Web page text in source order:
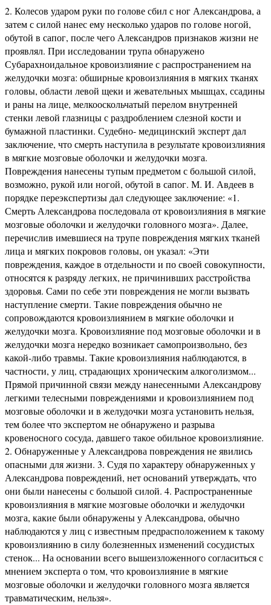
Колесов ударом руки по голове сбил с ног Александрова, а
затем с силой нанес ему несколько ударов по голове ногой,
обутой в сапог, после чего Александров признаков жизни не
проявлял. При исследовании трупа обнаружено
Субарахноидальное кровоизлияние с распространением на
желудочки мозга: обширные кровоизлияния в мягких тканях
головы, области левой щеки и жевательных мышцах, ссадины
и раны на лице, мелкооскольчатый перелом внутренней
стенки левой глазницы с раздроблением слезной кости и
бумажной пластинки. Судебно- медицинский эксперт дал
заключение, что смерть наступила в результате кровоизлияния
в мягкие мозговые оболочки и желудочки мозга.
Повреждения нанесены тупым предметом с большой силой,
возможно, рукой или ногой, обутой в сапог. М. И. Авдеев в
порядке переэкспертизы дал следующее заключение: «1.
Смерть Александрова последовала от кровоизлияния в мягкие
мозговые оболочки и желудочки головного мозга». Далее,
перечислив имевшиеся на трупе повреждения мягких тканей
лица и мягких покровов головы, он указал: «Эти
повреждения, каждое в отдельности и по своей совокупности,
относятся к разряду легких, не причинивших расстройства
здоровья. Сами по себе эти повреждения не могли вызвать
наступление смерти. Такие повреждения обычно не
сопровождаются кровоизлиянием в мягкие оболочки и
желудочки мозга. Кровоизлияние под мозговые оболочки и в
желудочки мозга нередко возникает самопроизвольно, без
какой-либо травмы. Такие кровоизлияния наблюдаются, в
частности, у лиц, страдающих хроническим алкоголизмом...
Прямой причинной связи между нанесенными Александрову
легкими телесными повреждениями и кровоизлиянием под
мозговые оболочки и в желудочки мозга установить нельзя,
тем более что экспертом не обнаружено и разрыва
кровеносного сосуда, давшего такое обильное кровоизлияние.
2. Обнаруженные у Александрова повреждения не явились
опасными для жизни. 3. Судя по характеру обнаруженных у
Александрова повреждений, нет оснований утверждать, что
они были нанесены с большой силой. 4. Распространенные
кровоизлияния в мягкие мозговые оболочки и желудочки
мозга, какие были обнаружены у Александрова, обычно
наблюдаются у лиц с известным предрасположением к такому
кровоизлиянию в силу болезненных изменений сосудистых
стенок... На основании всего вышеизложенного согласиться с
мнением эксперта о том, что кровоизлияние в мягкие
мозговые оболочки и желудочки головного мозга является
травматическим, нельзя».